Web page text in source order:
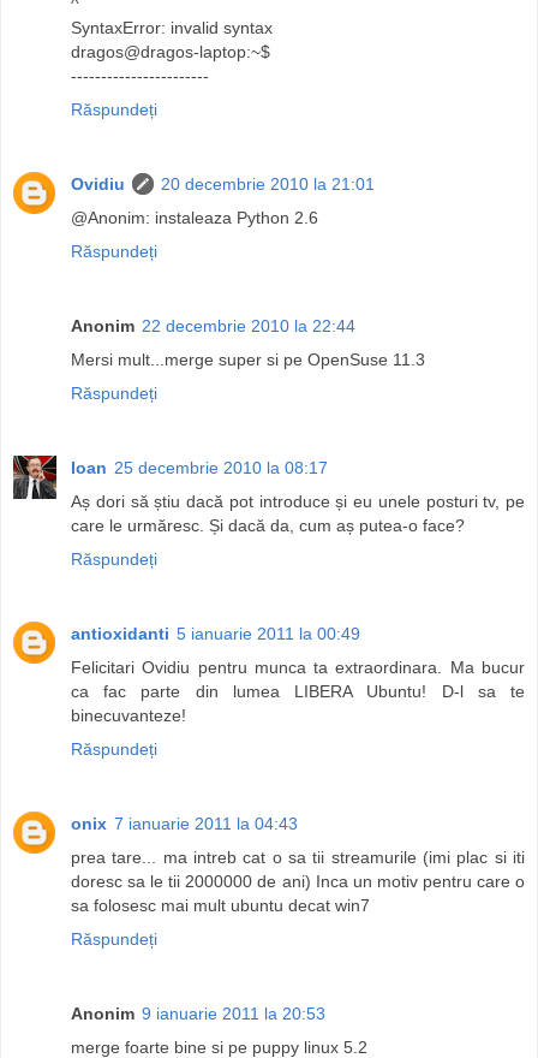
SyntaxError: invalid syntax
dragos@dragos-laptop:~$
-----------------------
Răspundeți
Ovidiu
20 decembrie 2010 la 21:01
@Anonim: instaleaza Python 2.6
Răspundeți
Anonim 22 decembrie 2010 la 22:44
Mersi mult...merge super si pe OpenSuse 11.3
Răspundeți
Ioan 25 decembrie 2010 la 08:17
Aș dori să știu dacă pot introduce și eu unele posturi tv, pe
care le urmăresc. Și dacă da, cum aș putea-o face?
Răspundeți
antioxidanti 5 ianuarie 2011 la 00:49
Felicitari Ovidiu pentru munca ta extraordinara. Ma bucur
ca fac parte din lumea LIBERA Ubuntu! D-l sa te
binecuvanteze!
Răspundeți
onix 7 ianuarie 2011 la 04:43
prea tare... ma intreb cat o sa tii streamurile (imi plac si iti
doresc sa le tii 2000000 de ani) Inca un motiv pentru care o
sa folosesc mai mult ubuntu decat win7
Răspundeți
Anonim 9 ianuarie 2011 la 20:53
merge foarte bine si pe puppy linux 5.2